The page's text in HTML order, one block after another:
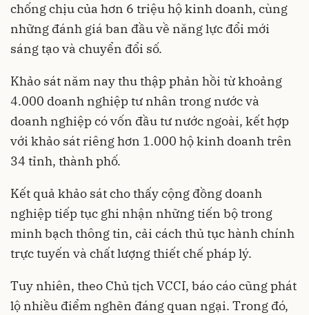
chống chịu của hơn 6 triệu hộ kinh doanh, cùng
những đánh giá ban đầu về năng lực đổi mới
sáng tạo và chuyển đổi số.
Khảo sát năm nay thu thập phản hồi từ khoảng
4.000 doanh nghiệp tư nhân trong nước và
doanh nghiệp có vốn đầu tư nước ngoài, kết hợp
với khảo sát riêng hơn 1.000 hộ kinh doanh trên
34 tỉnh, thành phố.
Kết quả khảo sát cho thấy cộng đồng doanh
nghiệp tiếp tục ghi nhận những tiến bộ trong
minh bạch thông tin, cải cách thủ tục hành chính
trực tuyến và chất lượng thiết chế pháp lý.
Tuy nhiên, theo Chủ tịch VCCI, báo cáo cũng phát
lộ nhiều điểm nghẽn đáng quan ngại. Trong đó,